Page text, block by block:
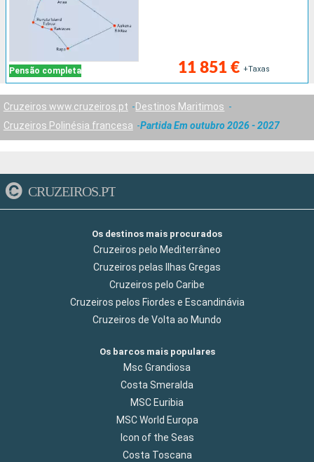
Pensão completa 11 851 € +Taxas
Cruzeiros www.cruzeiros.pt
Destinos Maritimos
Cruzeiros Polinésia francesa
Partida Em outubro 2026 - 2027
CRUZEIROS.PT
Os destinos mais procurados
Cruzeiros pelo Mediterrâneo
Cruzeiros pelas Ilhas Gregas
Cruzeiros pelo Caribe
Cruzeiros pelos Fiordes e Escandinávia
Cruzeiros de Volta ao Mundo
Os barcos mais populares
Msc Grandiosa
Costa Smeralda
MSC Euribia
MSC World Europa
Icon of the Seas
Costa Toscana